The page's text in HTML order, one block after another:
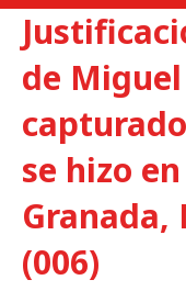
de
se hizo
Granada,
(006)